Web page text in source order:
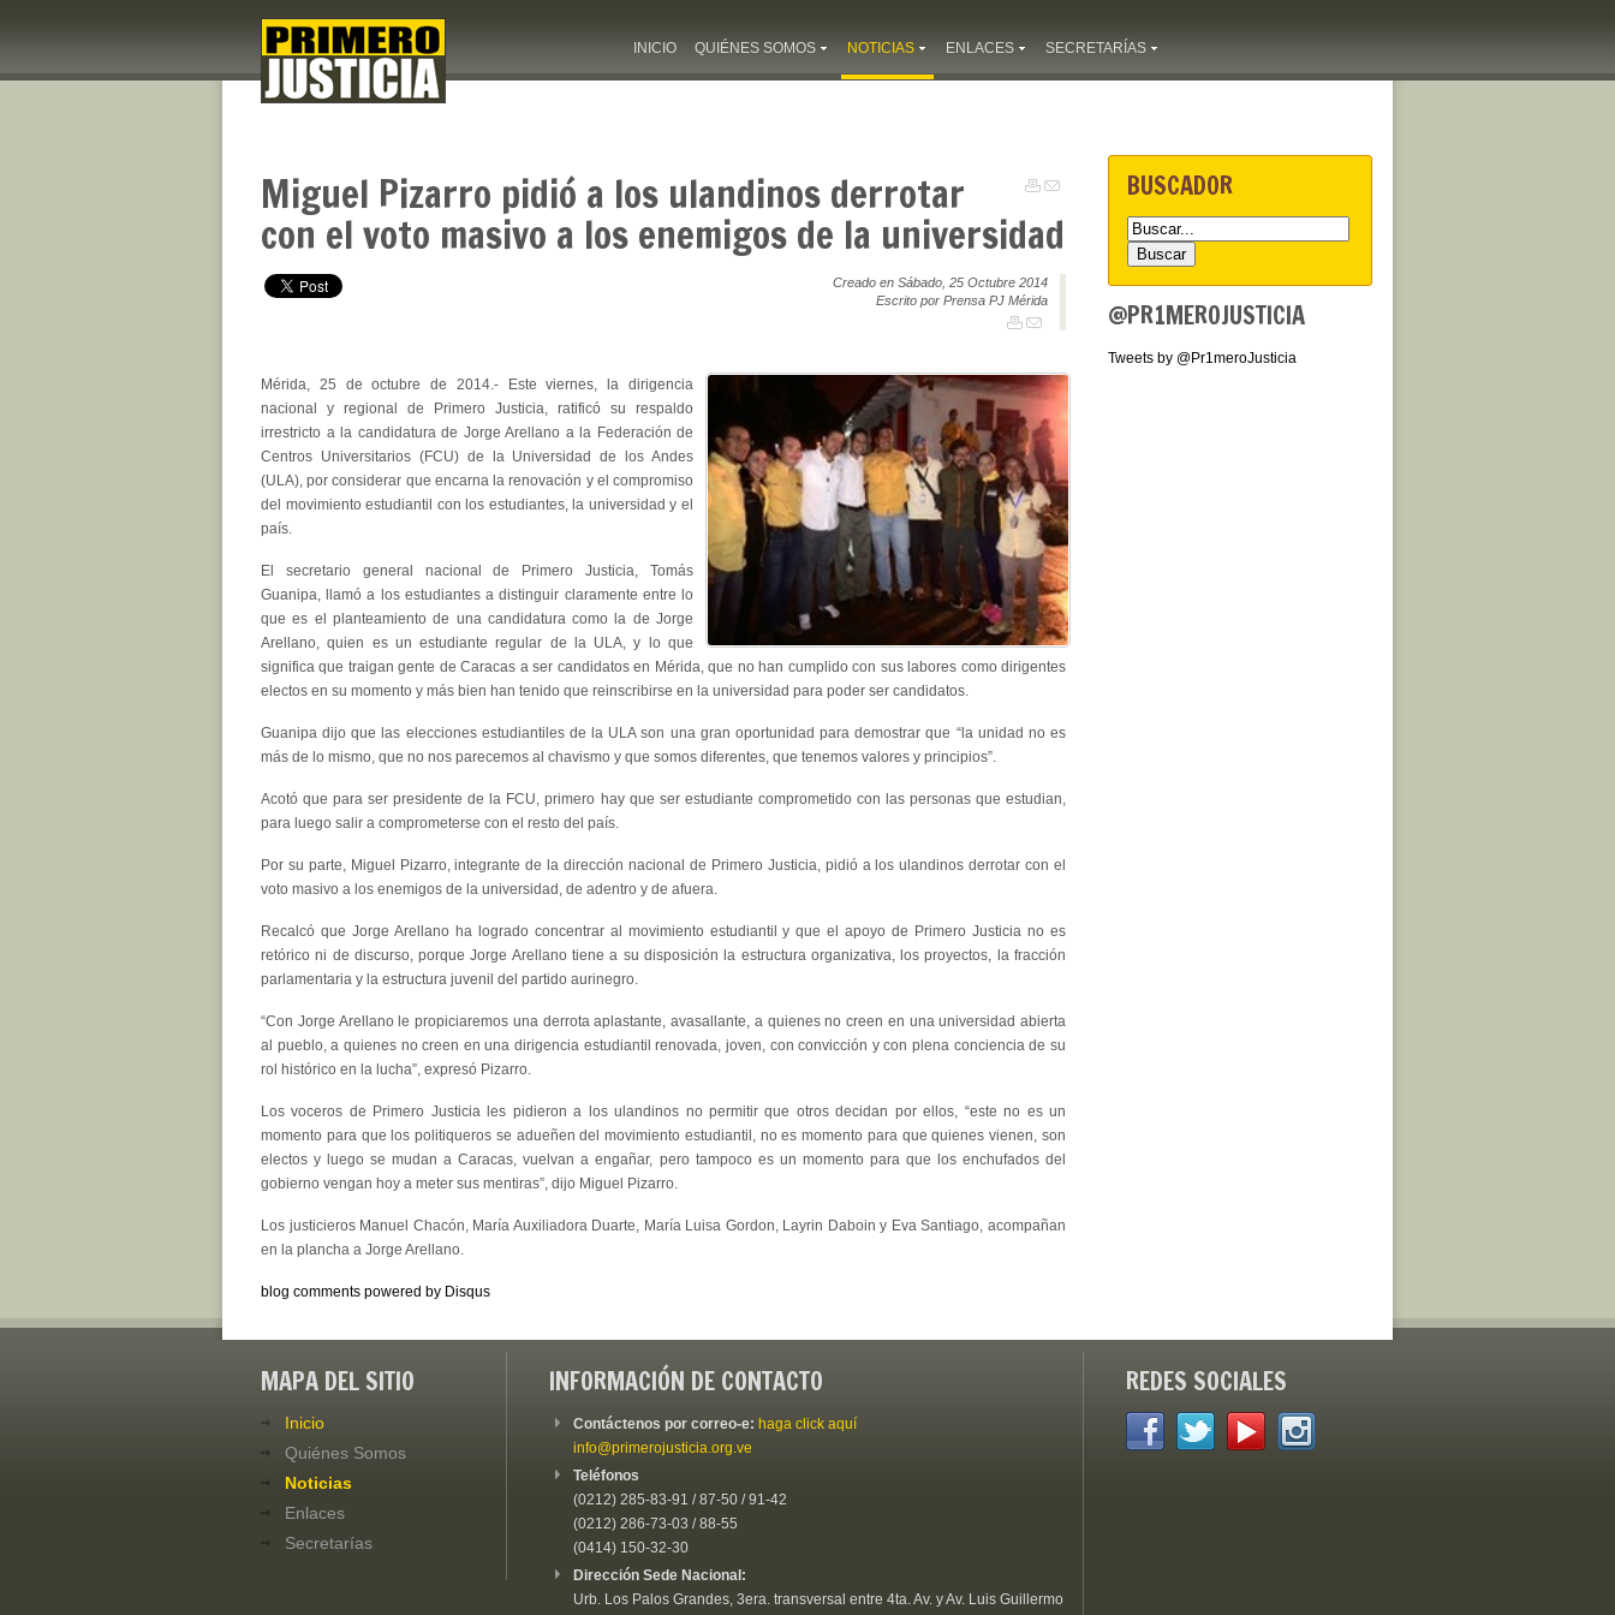
INICIO QUIÉNES SOMOS NOTICIAS ENLACES SECRETARÍAS
Miguel Pizarro pidió a los ulandinos derrotar
con el voto masivo a los enemigos de la universidad
Creado en Sábado, 25 Octubre 2014
Escrito por Prensa PJ Mérida
Mérida, 25 de octubre de 2014.- Este viernes, la dirigencia
nacional y regional de Primero Justicia, ratificó su respaldo
irrestricto a la candidatura de Jorge Arellano a la Federación de
Centros Universitarios (FCU) de la Universidad de los Andes
(ULA), por considerar que encarna la renovación y el compromiso
del movimiento estudiantil con los estudiantes, la universidad y el
país.
El secretario general nacional de Primero Justicia, Tomás
Guanipa, llamó a los estudiantes a distinguir claramente entre lo
que es el planteamiento de una candidatura como la de Jorge
Arellano, quien es un estudiante regular de la ULA, y lo que
significa que traigan gente de Caracas a ser candidatos en Mérida, que no han cumplido con sus labores como dirigentes
electos en su momento y más bien han tenido que reinscribirse en la universidad para poder ser candidatos.
Guanipa dijo que las elecciones estudiantiles de la ULA son una gran oportunidad para demostrar que “la unidad no es
más de lo mismo, que no nos parecemos al chavismo y que somos diferentes, que tenemos valores y principios”.
Acotó que para ser presidente de la FCU, primero hay que ser estudiante comprometido con las personas que estudian,
para luego salir a comprometerse con el resto del país.
Por su parte, Miguel Pizarro, integrante de la dirección nacional de Primero Justicia, pidió a los ulandinos derrotar con el
voto masivo a los enemigos de la universidad, de adentro y de afuera.
Recalcó que Jorge Arellano ha logrado concentrar al movimiento estudiantil y que el apoyo de Primero Justicia no es
retórico ni de discurso, porque Jorge Arellano tiene a su disposición la estructura organizativa, los proyectos, la fracción
parlamentaria y la estructura juvenil del partido aurinegro.
“Con Jorge Arellano le propiciaremos una derrota aplastante, avasallante, a quienes no creen en una universidad abierta
al pueblo, a quienes no creen en una dirigencia estudiantil renovada, joven, con convicción y con plena conciencia de su
rol histórico en la lucha”, expresó Pizarro.
Los voceros de Primero Justicia les pidieron a los ulandinos no permitir que otros decidan por ellos, “este no es un
momento para que los politiqueros se adueñen del movimiento estudiantil, no es momento para que quienes vienen, son
electos y luego se mudan a Caracas, vuelvan a engañar, pero tampoco es un momento para que los enchufados del
gobierno vengan hoy a meter sus mentiras”, dijo Miguel Pizarro.
Los justicieros Manuel Chacón, María Auxiliadora Duarte, María Luisa Gordon, Layrin Daboin y Eva Santiago, acompañan
en la plancha a Jorge Arellano.
blog comments powered by Disqus
BUSCADOR
@PR1MEROJUSTICIA
Tweets by @Pr1meroJusticia
MAPA DEL SITIO
Inicio
Quiénes Somos
Noticias
Enlaces
Secretarías
INFORMACIÓN DE CONTACTO
Contáctenos por correo-e: haga click aquí
info@primerojusticia.org.ve
Teléfonos
(0212) 285-83-91 / 87-50 / 91-42
(0212) 286-73-03 / 88-55
(0414) 150-32-30
Dirección Sede Nacional:
Urb. Los Palos Grandes, 3era. transversal entre 4ta. Av. y Av. Luis Guillermo
REDES SOCIALES